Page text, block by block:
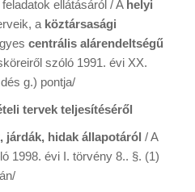
feladatok ellátásáról / A helyi
a köztársasági
centrális alárendeltségű
szóló 1991. évi XX.
g.) pontja/
tervek teljesítéséről
járdák, hidak állapotáról / A
1998. évi I. törvény 8.. §. (1)